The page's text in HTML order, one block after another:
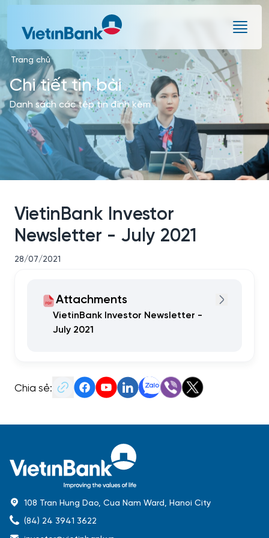
Trang chủ
Chi tiết tin bài
Danh sách các tệp tin đính kèm
VietinBank Investor
Newsletter - July 2021
28/07/2021
Attachments
VietinBank Investor Newsletter -
July 2021
Chia sẻ:
108 Tran Hung Dao, Cua Nam Ward, Hanoi City
(84) 24 3941 3622